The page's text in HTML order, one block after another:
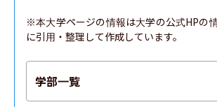
※本大学ページの情報は大学の公式HPの
に引用・整理して作成しています。
学部一覧